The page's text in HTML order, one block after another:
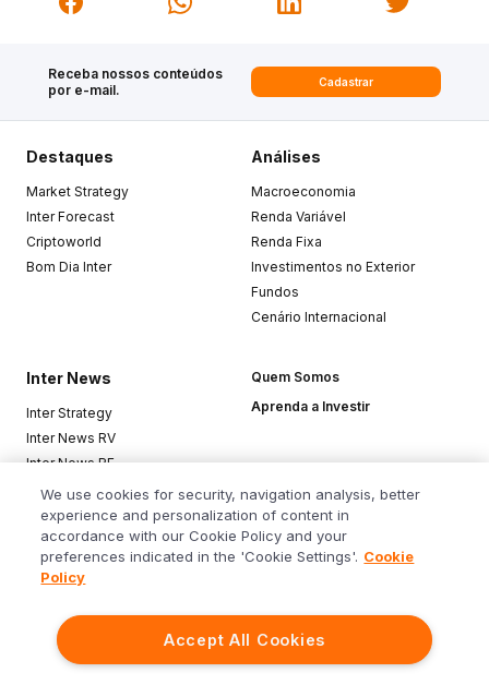
Receba nossos conteúdos
por e-mail.
Cadastrar
Siga o Inter
Destaques
Market Strategy
Inter Forecast
Criptoworld
Bom Dia Inter
Análises
Macroeconomia
Renda Variável
Renda Fixa
Investimentos no Exterior
Fundos
Cenário Internacional
Inter News
Inter Strategy
Inter News RV
Inter News RF
Top Funds
Quem Somos
Aprenda a Investir
Baixe o app
We use cookies for security, navigation analysis, better
experience and personalization of content in
accordance with our Cookie Policy and your
preferences indicated in the 'Cookie Settings'. Cookie
Policy
Accept All Cookies